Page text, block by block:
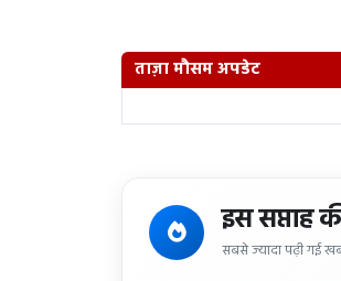
ताज़ा मौसम अपडेट
इस सप्ताह
सबसे ज्यादा पढ़ी गई